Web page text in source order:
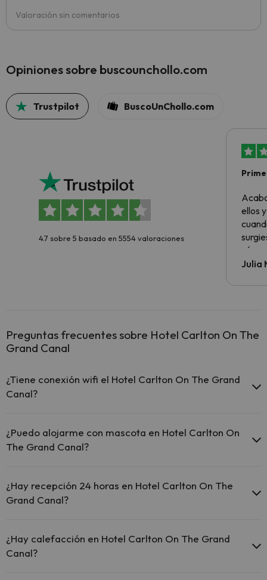
Valoración sin comentarios
Opiniones sobre buscounchollo.com
Trustpilot BuscoUnChollo.com
4.7 sobre 5 basado en 5554 valoraciones
ellos
todo
Julia
Preguntas frecuentes sobre Hotel Carlton On The
Grand Canal
¿Tiene conexión wifi el Hotel Carlton On The Grand
Canal?
en todo el hotel.
El Hotel Carlton On The Grand Canal ofrece Wi-Fi gratuito
¿Puedo alojarme con mascota en Hotel Carlton On
The Grand Canal?
¿Hay recepción 24 horas en Hotel Carlton On The
Grand Canal?
¿Hay calefacción en Hotel Carlton On The Grand
Canal?